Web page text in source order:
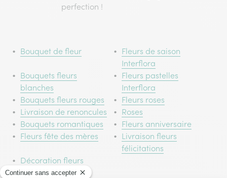
perfection !
Bouquet de fleur
Fleurs de saison
Interflora
Bouquets fleurs
blanches
Fleurs pastelles
Interflora
Bouquets fleurs rouges
Fleurs roses
Livraison de renoncules
Roses
Bouquets romantiques
Fleurs anniversaire
Fleurs fête des mères
Livraison fleurs
félicitations
Décoration fleurs
mariage